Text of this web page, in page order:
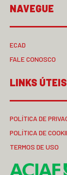
NAVEGUE
ECAD
FALE CONOSCO
LINKS ÚTEIS
POLÍTICA DE
POLÍTICA DE
TERMOS DE USO